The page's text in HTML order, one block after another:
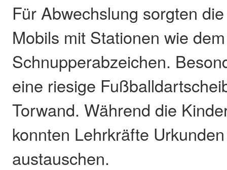
Für Abwechslung sorgten
Mobils mit Stationen wie
Schnupperabzeichen.
eine riesige
Torwand. Während die
konnten Lehrkräfte
austauschen.